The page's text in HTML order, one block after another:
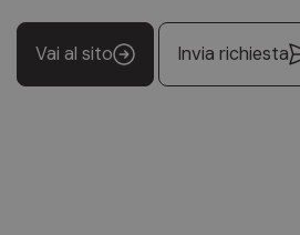
Vai al sito Invia richiesta